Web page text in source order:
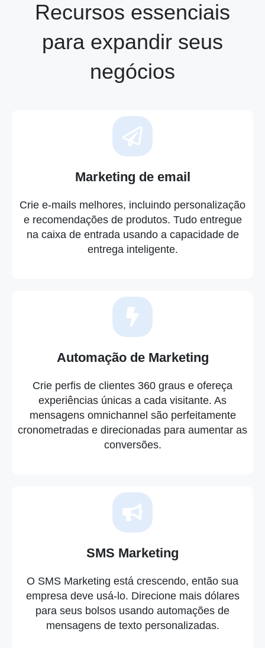
Recursos essenciais
para expandir seus
negócios
Marketing de email
Crie e-mails melhores, incluindo personalização
e recomendações de produtos. Tudo entregue
na caixa de entrada usando a capacidade de
entrega inteligente.
Automação de Marketing
Crie perfis de clientes 360 graus e ofereça
experiências únicas a cada visitante. As
mensagens omnichannel são perfeitamente
cronometradas e direcionadas para aumentar as
conversões.
SMS Marketing
O SMS Marketing está crescendo, então sua
empresa deve usá-lo. Direcione mais dólares
para seus bolsos usando automações de
mensagens de texto personalizadas.